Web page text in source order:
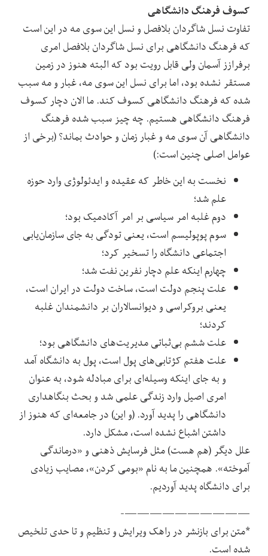
کسوف فرهنگ دانشگاهی
تفاوت نسل شاگردان بلافصل و نسل این سوی مه در این است
که فرهنگ دانشگاهی برای نسل شاگردان بلافصل امری
برفرازز آسمان ولی قابل رویت بود که البته هنوز در زمین
مستقر نشده بود، اما برای نسل این سوی مه، غبار و مه سبب
شده که فرهنگ دانشگاهی کسوف کند. ما الان دچار کسوف
فرهنگ دانشگاهی هستیم. چه چیز سبب شده فرهنگ
دانشگاهی آن سوی مه و غبار زمان و حوادث بماند؟ (برخی از
عوامل اصلی چنین است:)
نخست به این خاطر که عقیده و ایدئولوژی وارد حوزه
علم شد؛
دوم غلبه امر سیاسی بر امر آکادمیک بود؛
سوم پوپولیسم است، یعنی تودگی به جای سازمان‌یابی
اجتماعی دانشگاه را تسخیر کرد؛
چهارم اینکه علم دچار نفرین نفت شد؛
علت پنجم دولت است، ساخت دولت در ایران است،
یعنی بروکراسی و دیوانسالاران بر دانشمندان غلبه
کردند؛
علت ششم بی‌ثباتی مدیریت‌های دانشگاهی بود؛
علت هفتم کژتابی‌های پول است، پول به دانشگاه آمد
و به جای اینکه وسیله‌ای برای مبادله شود، به عنوان
امری اصیل وارد زندگی علمی شد و بحث بنگاهداری
دانشگاهی را پدید آورد. (و این) در جامعه‌ای که هنوز از
داشتن اشباع نشده است، مشکل دارد.
علل دیگر (هم هست) مثل فرسایش ذهنی و «درماندگی
آموخته». همچنین ما به نام «بومی کردن»، مصایب زیادی
برای دانشگاه پدید آوردیم.
——————————-
*متن برای بازنشر در راهک ویرایش و تنظیم و تا حدی تلخیص
شده است.